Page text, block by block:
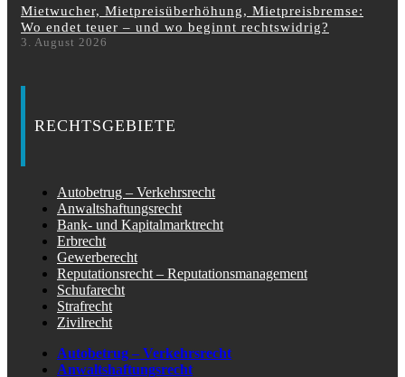
Mietwucher, Mietpreisüberhöhung, Mietpreisbremse:
Wo endet teuer – und wo beginnt rechtswidrig?
3. August 2026
RECHTSGEBIETE
Autobetrug – Verkehrsrecht
Anwaltshaftungsrecht
Bank- und Kapitalmarktrecht
Erbrecht
Gewerberecht
Reputationsrecht – Reputationsmanagement
Schufarecht
Strafrecht
Zivilrecht
Autobetrug – Verkehrsrecht
Anwaltshaftungsrecht